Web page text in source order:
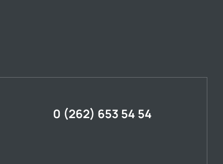
0 (262) 653 54 54